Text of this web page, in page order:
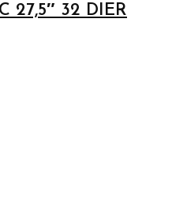
27,5″ 32 DIER